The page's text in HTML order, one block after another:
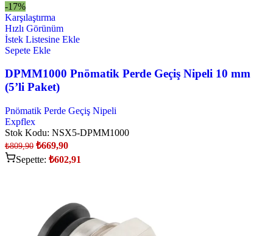
-17%
Karşılaştırma
Hızlı Görünüm
İstek Listesine Ekle
Sepete Ekle
DPMM1000 Pnömatik Perde Geçiş Nipeli 10 mm
(5’li Paket)
Pnömatik Perde Geçiş Nipeli
Expflex
Stok Kodu: NSX5-DPMM1000
₺809,90 ₺669,90
Sepette: ₺602,91